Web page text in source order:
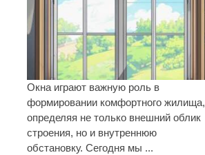
Окна играют важную роль в
формировании комфортного жилища,
определяя не только внешний облик
строения, но и внутреннюю
обстановку. Сегодня мы ...